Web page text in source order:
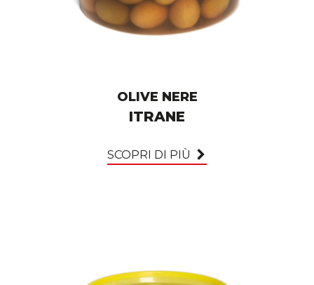
OLIVE NERE
ITRANE
SCOPRI DI PIÙ